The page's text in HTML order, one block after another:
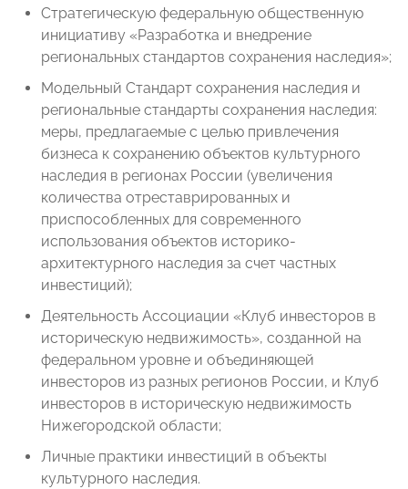
Стратегическую федеральную общественную
инициативу «Разработка и внедрение
региональных стандартов сохранения наследия»;
Модельный Стандарт сохранения наследия и
региональные стандарты сохранения наследия:
меры, предлагаемые с целью привлечения
бизнеса к сохранению объектов культурного
наследия в регионах России (увеличения
количества отреставрированных и
приспособленных для современного
использования объектов историко-
архитектурного наследия за счет частных
инвестиций);
Деятельность Ассоциации «Клуб инвесторов в
историческую недвижимость», созданной на
федеральном уровне и объединяющей
инвесторов из разных регионов России, и Клуб
инвесторов в историческую недвижимость
Нижегородской области;
Личные практики инвестиций в объекты
культурного наследия.